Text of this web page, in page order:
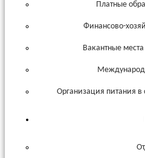
Платные
Финансово-
Вакантные
Организация питания в